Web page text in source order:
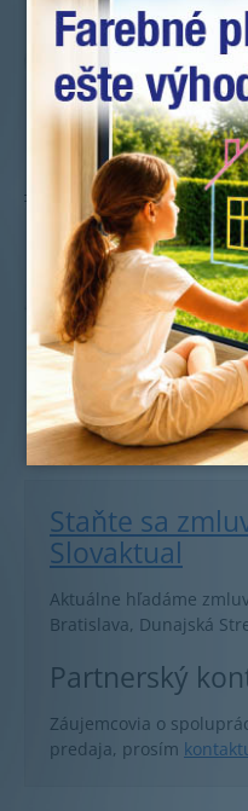
-
Staňte sa
Slovaktual
Aktuálne hľadáme
Bratislava, Dunajská
Partnerský
Záujemcovia o
predaja, prosím